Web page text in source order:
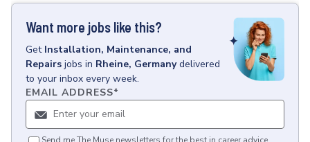
Want more jobs like this?
Get Installation, Maintenance, and
Repairs jobs in Rheine, Germany delivered
to your inbox every week.
EMAIL ADDRESS*